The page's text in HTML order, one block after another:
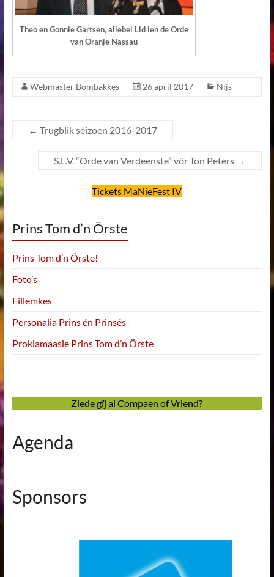
Theo en Gonnie Gartsen, allebei Lid ien de Orde
van Oranje Nassau
Webmaster Bombakkes 26 april 2017 Nïjs
← Trugblik seizoen 2016-2017
S.L.V. “Orde van Verdeenste” vör Ton Peters →
Tickets MaNieFest IV
Prins Tom d’n Örste
Prins Tom d’n Örste!
Foto’s
Fillemkes
Personalia Prins én Prinsés
Proklamaasie Prins Tom d’n Örste
Ziede gïj al Compaen of Vriend?
Agenda
Sponsors